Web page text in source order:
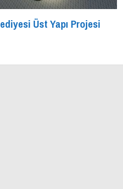
Üst Yapı Projesi